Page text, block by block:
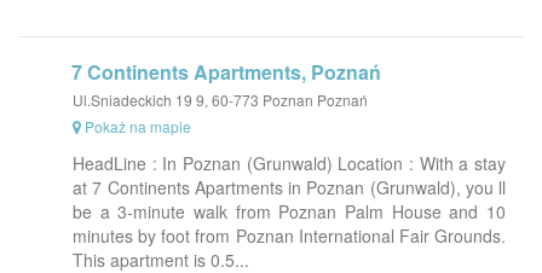
7 Continents Apartments, Poznań
Ul.Sniadeckich 19 9, 60-773 Poznan Poznań
Pokaż na mapie
HeadLine : In Poznan (Grunwald) Location : With a stay
at 7 Continents Apartments in Poznan (Grunwald), you ll
be a 3-minute walk from Poznan Palm House and 10
minutes by foot from Poznan International Fair Grounds.
This apartment is 0.5...